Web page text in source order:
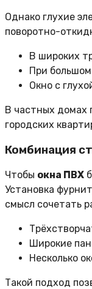
Однако глухие
поворотно-
В широких
При
Окно с
В частных домах
городских
Комбинация
Чтобы окна ПВХ
Установка
смысл сочетать
Широкие
Несколько
Такой подход